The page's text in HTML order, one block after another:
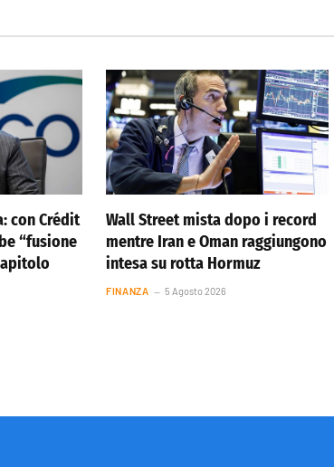
con Crédit
“fusione
Wall Street mista dopo i record
mentre Iran e Oman raggiungono
intesa su rotta Hormuz
FINANZA 5 Agosto 2026